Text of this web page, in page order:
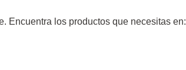
Encuentra los productos que necesitas en: